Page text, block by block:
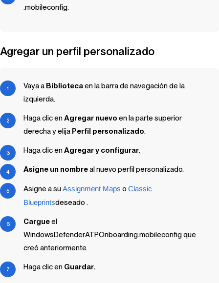
.mobileconfig.
Agregar un perfil personalizado
Vaya a Bibliotecaen la barra de navegación de la
izquierda.
Haga clic enAgregar nuevo en la parte superior
derecha y elija Perfil personalizado.
Haga clic enAgregar y configurar.
Asigne un nombreal nuevo perfil personalizado.
Asigne a suAssignment Maps o Classic
Blueprintsdeseado .
Cargueel
WindowsDefenderATPOnboarding.mobileconfig que
creó anteriormente.
Haga clic en Guardar.